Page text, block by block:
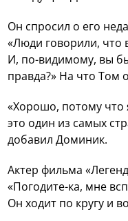
Он спросил о его
«Люди говорили, что
И, по-видимому, вы
правда?» На что Том
«Хорошо, потому что
это один из самых
добавил Доминик.
Актер фильма
«Погодите-ка, мне
Он ходит по кругу и